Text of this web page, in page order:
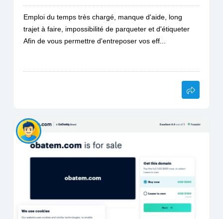
Emploi du temps très chargé, manque d'aide, long
trajet à faire, impossibilité de parqueter et d'étiqueter
Afin de vous permettre d'entreposer vos eff...